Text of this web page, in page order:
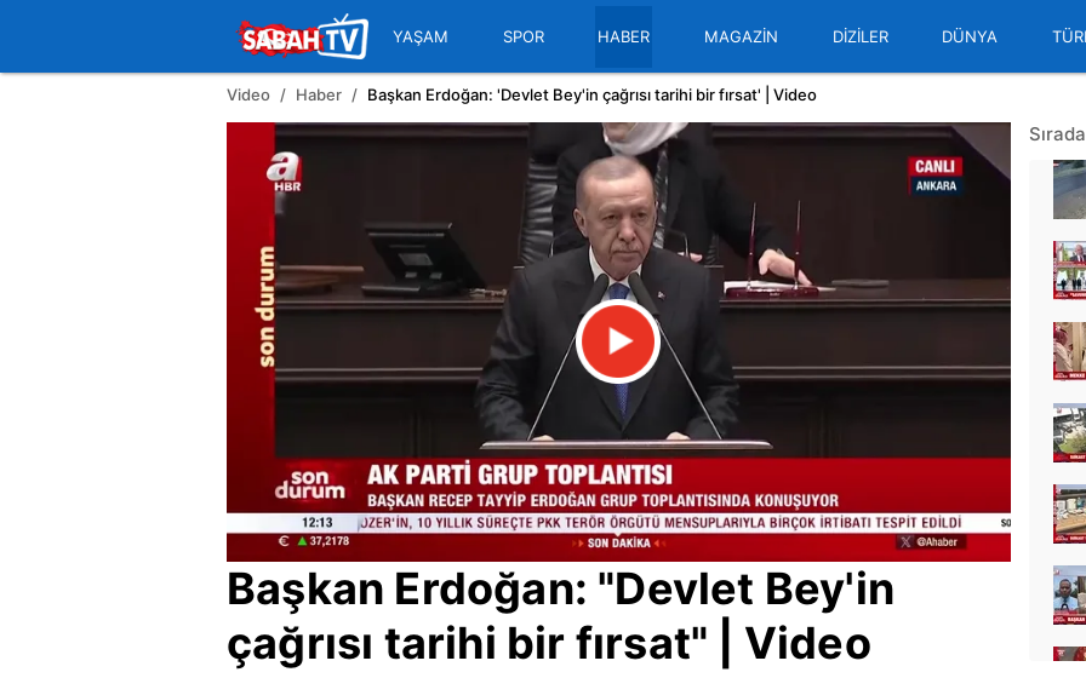
YAŞAM SPOR HABER MAGAZİN DİZİLER DÜNYA
Video Haber Başkan Erdoğan: 'Devlet Bey'in çağrısı tarihi bir fırsat' | Video
Başkan Erdoğan: "Devlet Bey'in
çağrısı tarihi bir fırsat" | Video